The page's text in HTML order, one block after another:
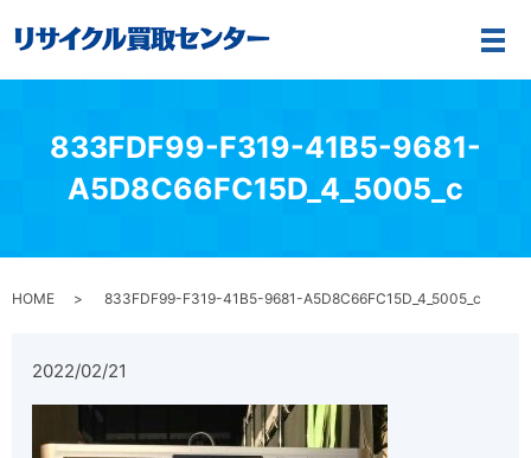
メ
833FDF99-F319-41B5-9681-
A5D8C66FC15D_4_5005_c
HOME 833FDF99-F319-41B5-9681-A5D8C66FC15D_4_5005_c
2022/02/21